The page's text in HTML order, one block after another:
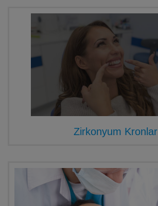
Zirkonyum Kronlar